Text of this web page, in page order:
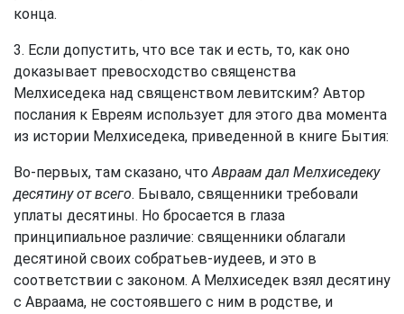
конца.
3. Если допустить, что все так и есть, то, как оно
доказывает превосходство священства
Мелхиседека над священством левитским? Автор
послания к Евреям использует для этого два момента
из истории Мелхиседека, приведенной в книге Бытия:
Во-первых, там сказано, чтоАвраам дал Мелхиседеку
десятину от всего. Бывало, священники требовали
уплаты десятины. Но бросается в глаза
принципиальное различие: священники облагали
десятиной своих собратьев-иудеев, и это в
соответствии с законом. А Мелхиседек взял десятину
с Авраама, не состоявшего с ним в родстве, и